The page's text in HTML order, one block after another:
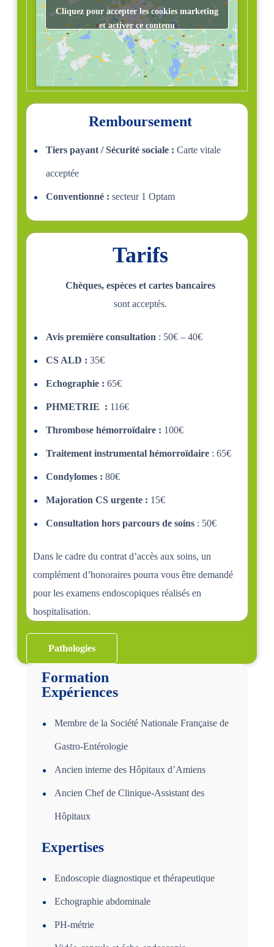
Cliquez pour accepter les cookies marketing
et activer ce contenu
Remboursement
Tiers payant / Sécurité sociale : Carte vitale
acceptée
Conventionné : secteur 1 Optam
Tarifs
Chèques, espèces et cartes bancaires
sont acceptés.
Avis première consultation : 50€ – 40€
CS ALD : 35€
Echographie : 65€
PHMETRIE : 116€
Thrombose hémorroïdaire : 100€
Traitement instrumental hémorroïdaire: 65€
Condylomes : 80€
Majoration CS urgente : 15€
Consultation hors parcours de soins: 50€
Dans le cadre du contrat d’accès aux soins, un
complément d’honoraires pourra vous être demandé
pour les examens endoscopiques réalisés en
hospitalisation.
Pathologies
Formation
Expériences
Membre de la Société Nationale Française de
Gastro-Entérologie
Ancien interne des Hôpitaux d’Amiens
Ancien Chef de Clinique-Assistant des
Hôpitaux
Expertises
Endoscopie diagnostique et thérapeutique
Echographie abdominale
PH-métrie